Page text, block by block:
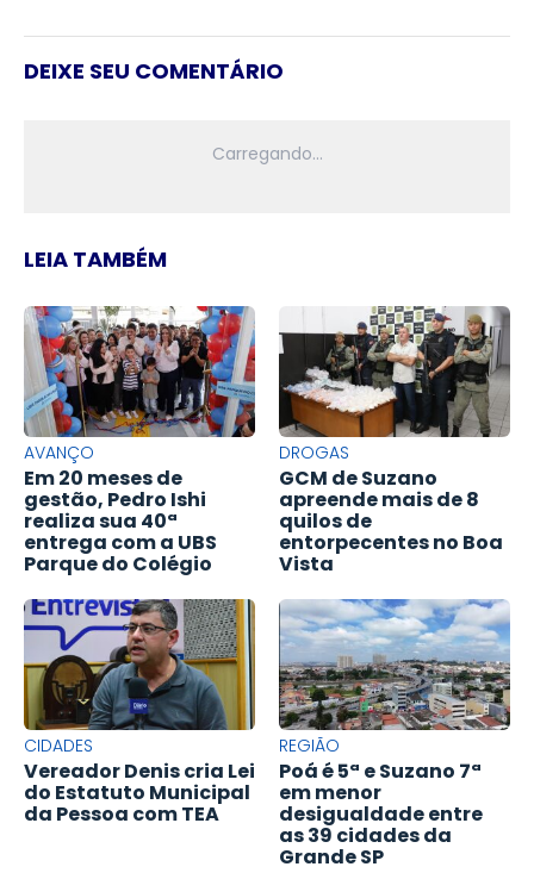
DEIXE SEU COMENTÁRIO
LEIA TAMBÉM
AVANÇO
Em 20 meses de
gestão, Pedro Ishi
realiza sua 40ª
entrega com a UBS
Parque do Colégio
DROGAS
GCM de Suzano
apreende mais de 8
quilos de
entorpecentes no Boa
Vista
CIDADES
Vereador Denis cria Lei
do Estatuto Municipal
da Pessoa com TEA
REGIÃO
Poá é 5ª e Suzano 7ª
em menor
desigualdade entre
as 39 cidades da
Grande SP